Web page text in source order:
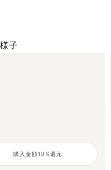
購入金額10%還元